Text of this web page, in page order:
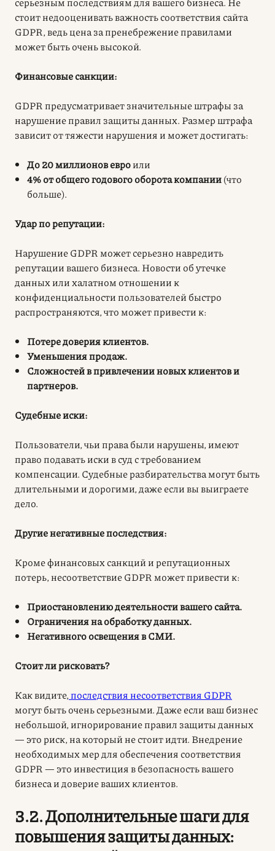
стоит недооценивать важностьсоответствия сайта
GDPR, ведь цена за пренебрежение правилами
может быть очень высокой.
Финансовые санкции:
GDPR предусматривает значительные штрафы за
нарушение правил защиты данных. Размер штрафа
зависит от тяжести нарушения и может достигать:
До 20 миллионов евроили
4% от общего годового оборота компании(что
больше).
Удар по репутации:
Нарушение GDPR может серьезно навредить
репутации вашего бизнеса. Новости об утечке
данных или халатном отношении к
конфиденциальности пользователей быстро
распространяются, что может привести к:
Потере доверия клиентов.
Уменьшения продаж.
Сложностей в привлечении новых клиентов и
партнеров.
Судебные иски:
Пользователи, чьи права были нарушены, имеют
право подавать иски в суд с требованием
компенсации. Судебные разбирательства могут быть
длительными и дорогими, даже если вы выиграете
дело.
Другие негативные последствия:
Кроме финансовых санкций и репутационных
потерь, несоответствие GDPR может привести к:
Приостановлению деятельности вашего сайта.
Ограничения на обработку данных.
Негативного освещения в СМИ.
Стоит ли рисковать?
Как видите,последствия несоответствия GDPR
могут быть очень серьезными. Даже если ваш бизнес
небольшой, игнорирование правил защиты данных
— это риск, на который не стоит идти. Внедрение
необходимых мер для обеспечения соответствия
GDPR — это инвестиция в безопасность вашего
бизнеса и доверие ваших клиентов.
3.2. Дополнительные шаги для
повышения защиты данных: